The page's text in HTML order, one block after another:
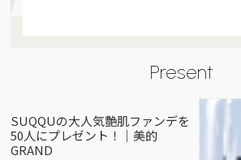
Present
SUQQUの大人気艶肌ファンデを
50人にプレゼント！｜美的
GRAND